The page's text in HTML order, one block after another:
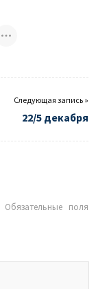
Следующая запись »
22/5 декабря
Обязательные поля